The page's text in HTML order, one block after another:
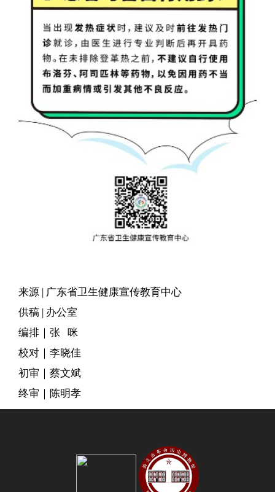
来源 | 广东省卫生健康宣传教育中心
供稿 | 办公室
编排｜张 咪
校对｜李晓佳
初审｜蔡文斌
终审｜陈明孝